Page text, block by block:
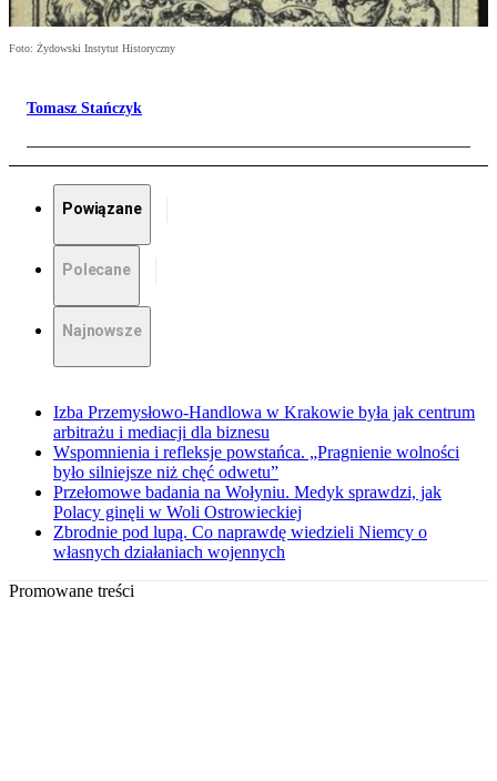
Foto: Żydowski Instytut Historyczny
Tomasz Stańczyk
Powiązane
Polecane
Najnowsze
Izba Przemysłowo-Handlowa w Krakowie była jak centrum
arbitrażu i mediacji dla biznesu
Wspomnienia i refleksje powstańca. „Pragnienie wolności
było silniejsze niż chęć odwetu”
Przełomowe badania na Wołyniu. Medyk sprawdzi, jak
Polacy ginęli w Woli Ostrowieckiej
Zbrodnie pod lupą. Co naprawdę wiedzieli Niemcy o
własnych działaniach wojennych
Promowane treści